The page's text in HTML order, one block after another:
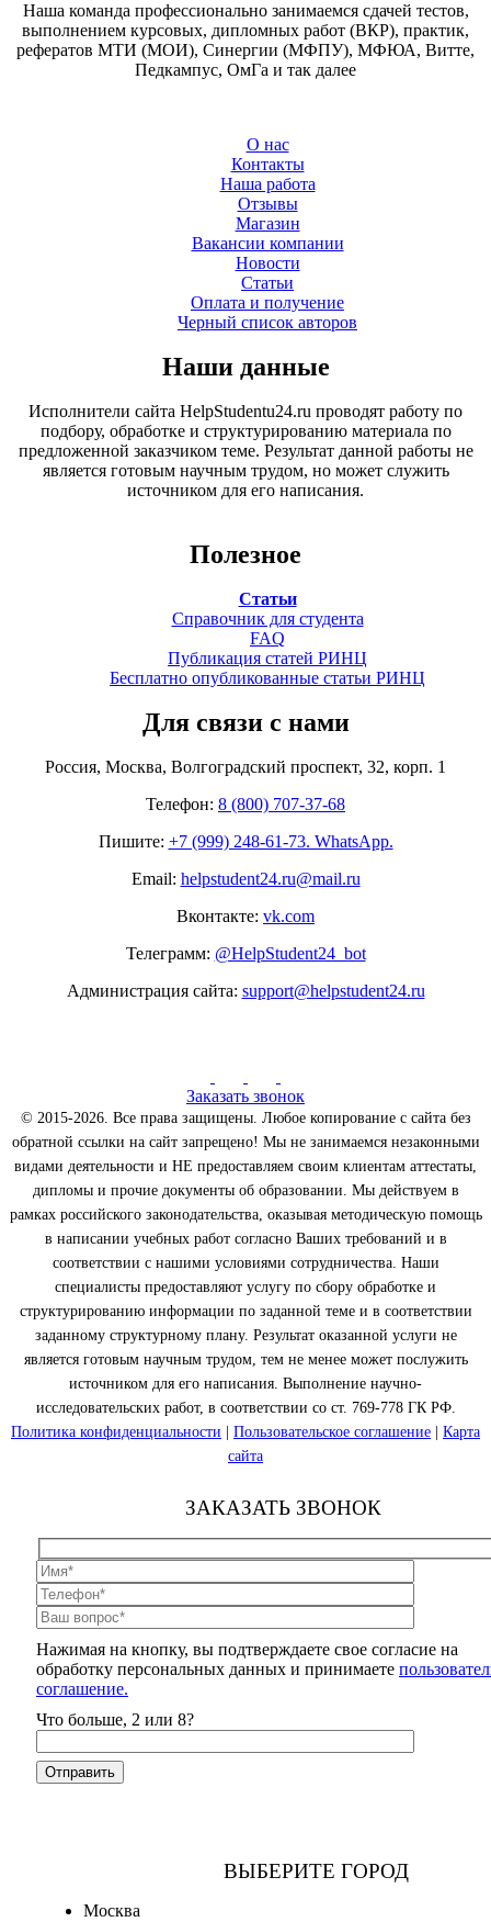
Наша команда профессионально занимаемся сдачей тестов,
выполнением курсовых, дипломных работ (ВКР), практик,
рефератов МТИ (МОИ), Синергии (МФПУ), МФЮА, Витте,
Педкампус, ОмГа и так далее
О нас
Контакты
Наша работа
Отзывы
Магазин
Вакансии компании
Новости
Статьи
Оплата и получение
Черный список авторов
Наши данные
Исполнители сайта HelpStudentu24.ru проводят работу по
подбору, обработке и структурированию материала по
предложенной заказчиком теме. Результат данной работы не
является готовым научным трудом, но может служить
источником для его написания.
Полезное
Статьи
Справочник для студента
FAQ
Публикация статей РИНЦ
Бесплатно опубликованные статьи РИНЦ
Для связи с нами
Россия, Москва, Волгоградский проспект, 32, корп. 1
Телефон: 8 (800) 707-37-68
Пишите: +7 (999) 248-61-73. WhatsApp.
Email: helpstudent24.ru@mail.ru
Вконтакте: vk.com
Телеграмм: @HelpStudent24_bot
Администрация сайта: support@helpstudent24.ru
Заказать звонок
© 2015-2026. Все права защищены. Любое копирование с сайта без
обратной ссылки на сайт запрещено! Мы не занимаемся незаконными
видами деятельности и НЕ предоставляем своим клиентам аттестаты,
дипломы и прочие документы об образовании. Мы действуем в
рамках российского законодательства, оказывая методическую помощь
в написании учебных работ согласно Ваших требований и в
соответствии с нашими условиями сотрудничества. Наши
специалисты предоставляют услугу по сбору обработке и
структурированию информации по заданной теме и в соответствии
заданному структурному плану. Результат оказанной услуги не
является готовым научным трудом, тем не менее может послужить
источником для его написания. Выполнение научно-
исследовательских работ, в соответствии со ст. 769-778 ГК РФ.
Политика конфиденциальности
Пользовательское соглашение
Карта
сайта
ЗАКАЗАТЬ ЗВОНОК
Нажимая на кнопку, вы подтверждаете свое согласие на
обработку персональных данных и принимаете
соглашение.
Что больше, 2 или 8?
ВЫБЕРИТЕ ГОРОД
Москва